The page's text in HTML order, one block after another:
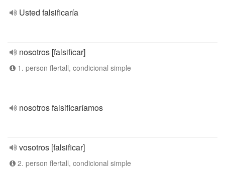
Usted falsificaría
nosotros [falsificar]
1. person flertall, condicional simple
nosotros falsificaríamos
vosotros [falsificar]
2. person flertall, condicional simple